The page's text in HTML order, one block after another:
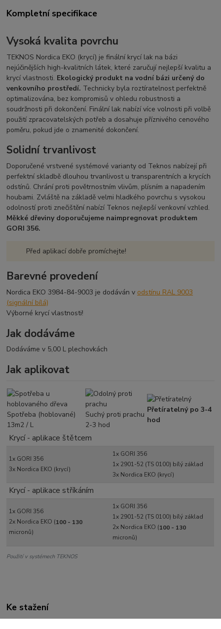
Kompletní specifikace
Vysoká kvalita povrchu
TEKNOS Nordica EKO (krycí) je finální krycí lak na bázi
nejúčinějších high-kvalitních látek, které zaručují nejlepší kvalitu a
krycí vlastnosti. Ekologický produkt na vodní bázi určený do
venkovního prostředí. Technicky byla roztíratelnost perfektně
optimalizována, bez kompromisů v ohledu robustnosti a
soudržnosti při dokončení. Finální lak nabízí více volnosti při volbě
použití zpracovatelských potřeb a dosahuje příznivého cenového
poměru, pokud jde o znamenité dokončení.
Solidní trvanlivost
Doporučené vrstvené systémové varianty od Teknos nabízejí při
perfektní skladbě dlouhou trvanlivost u transparentních a krycích
odstínů. Chrání proti povětrnostním vlivům, plísním a napadením
houbami. Zvláště na základě velmi hladkého povrchu s vysokou
odolností proti znečištění nabízí Teknos nejlepší venkovní vzhled.
Měkké dřeviny doporučujeme naimpregnovat produktem
GORI 356.
Před aplikací dobře promíchejte!
Barevné provedení
Nordica EKO 3984-84-9003 je dodáván v odstínu RAL 9003
(signální bílá)
Výborné krycí vlastnosti!
Jak dodáváme
Dodáváme v 5,00 L plechovkách
Jak aplikovat
ŠTĚTCEM
Přetíratelný po 3-4 hodinách
Theoretická spotřeba: 12 - 15 m2/l
Pro dosažení potřebné tloušťky
vrstvy 3x natřít!
pistolí nebo automatickým zařízením
Tloušťka mokré vrstvy 2x nástřik
cca 100 - 130 micronů
Spotřeba (hoblované)
13m2 / L
Suchý proti prachu
2-3 hod
Přetíratelný po 3-4
hod
Použití v systémech TEKNOS
Krycí - aplikace štětcem
1x GORI 356
3x Nordica EKO (krycí)
1x GORI 356
1x 2901-52 (TS 0100) bílý základ
3x Nordica EKO (krycí)
Krycí - aplikace stříkáním
1x GORI 356
2x Nordica EKO (100 - 130
micronů)
1x GORI 356
1x 2901-52 (TS 0100) bílý základ
2x Nordica EKO (100 - 130
micronů)
Ke stažení